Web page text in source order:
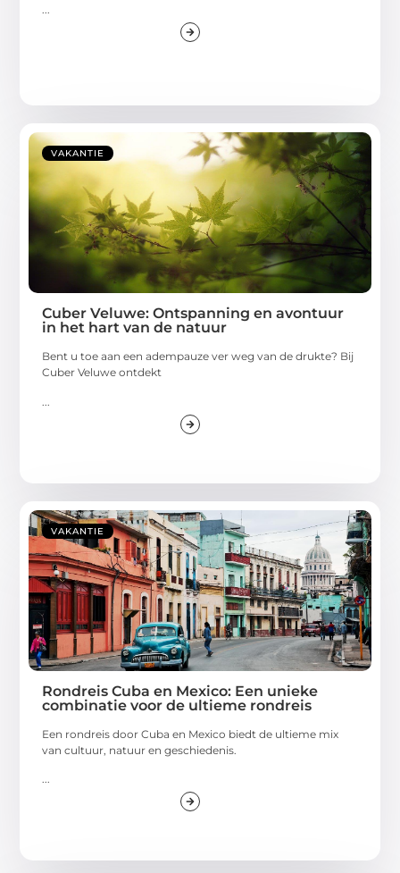
...
VAKANTIE
Cuber Veluwe: Ontspanning en avontuur
in het hart van de natuur
Bent u toe aan een adempauze ver weg van de drukte? Bij
Cuber Veluwe ontdekt
VAKANTIE
Rondreis Cuba en Mexico: Een unieke
combinatie voor de ultieme rondreis
Een rondreis door Cuba en Mexico biedt de ultieme mix
van cultuur, natuur en geschiedenis.